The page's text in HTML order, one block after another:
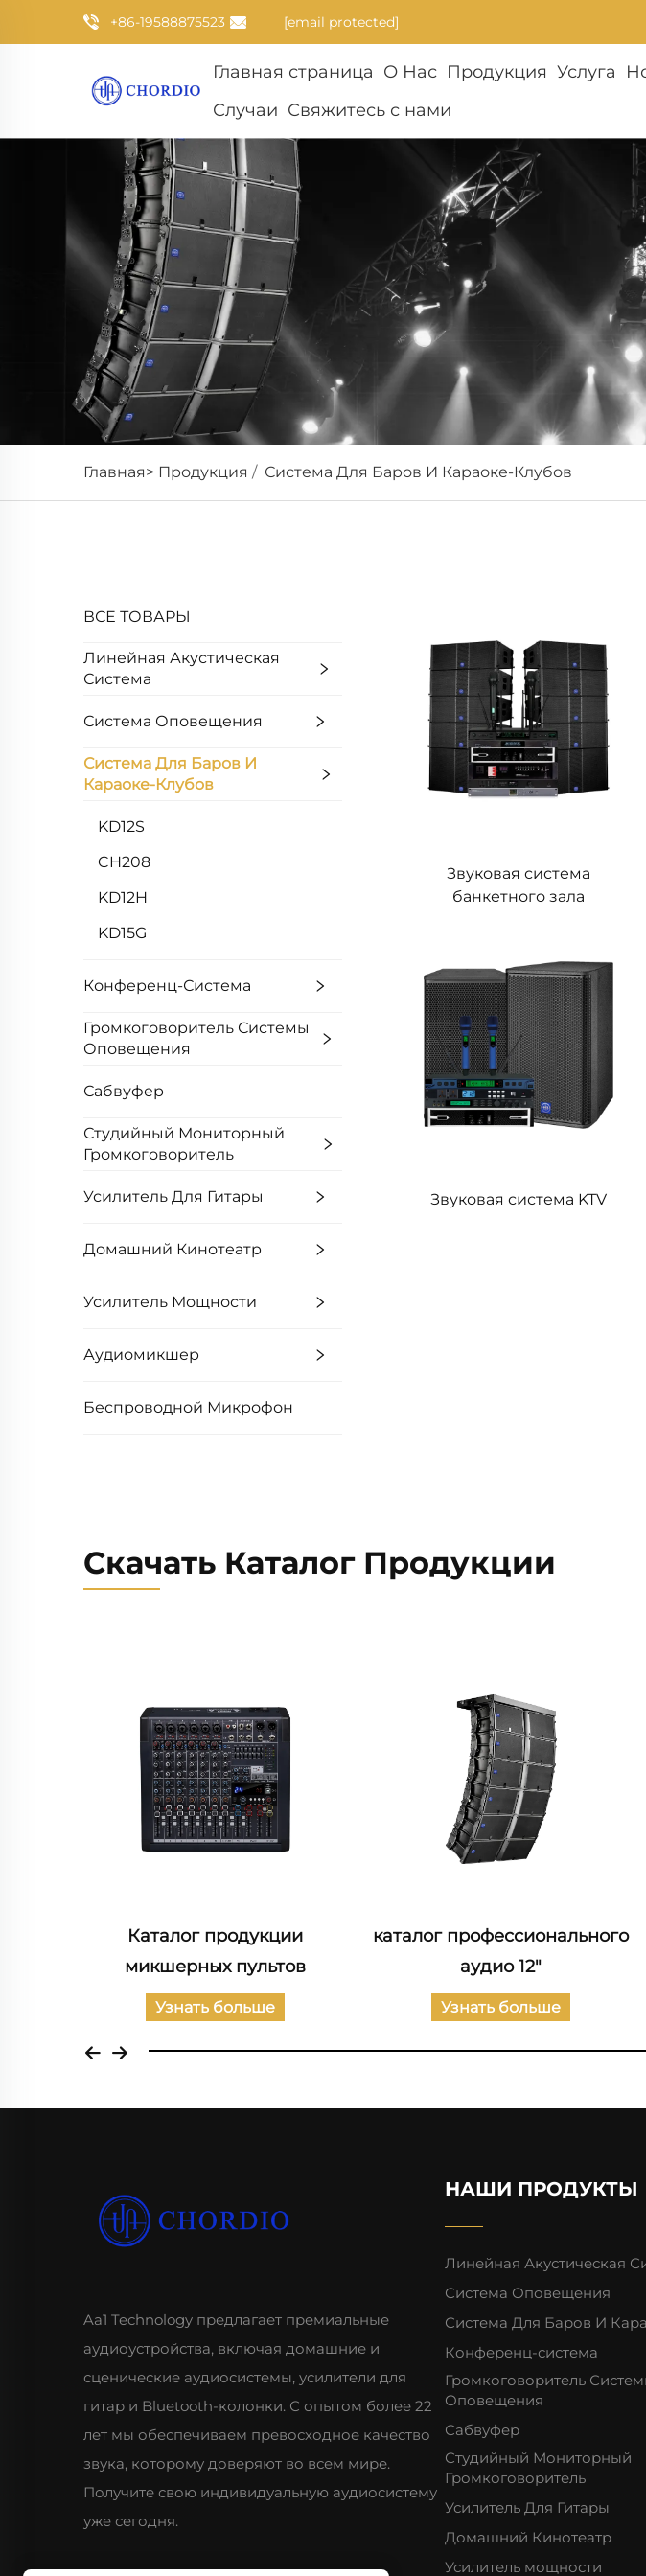
+86-19588875523 [email protected]
Главная страница О Нас Продукция Услуга
Случаи Свяжитесь с нами
Главная> Продукция / Система Для Баров И Караоке-Клубов
ВСЕ ТОВАРЫ
Линейная Акустическая
Система
Система Оповещения
Система Для Баров И
Караоке-Клубов
KD12S
CH208
KD12H
KD15G
Конференц-Система
Громкоговоритель Системы
Оповещения
Сабвуфер
Студийный Мониторный
Громкоговоритель
Усилитель Для Гитары
Домашний Кинотеатр
Усилитель Мощности
Аудиомикшер
Беспроводной Микрофон
Звуковая система
банкетного зала
Звуковая система KTV
Скачать Каталог Продукции
Каталог продукции
микшерных пультов
Узнать больше
каталог профессионального
аудио 12"
Узнать больше
Aa1 Technology предлагает премиальные
аудиоустройства, включая домашние и
сценические аудиосистемы, усилители для
гитар и Bluetooth-колонки. С опытом более 22
лет мы обеспечиваем превосходное качество
звука, которому доверяют во всем мире.
Получите свою индивидуальную аудиосистему
уже сегодня.
НАШИ ПРОДУКТЫ
Линейная Акустическая
Система Оповещения
Система Для Баров И
Конференц-система
Громкоговоритель
Оповещения
Сабвуфер
Студийный Мониторный
Громкоговоритель
Усилитель Для Гитары
Домашний Кинотеатр
Усилитель мощности